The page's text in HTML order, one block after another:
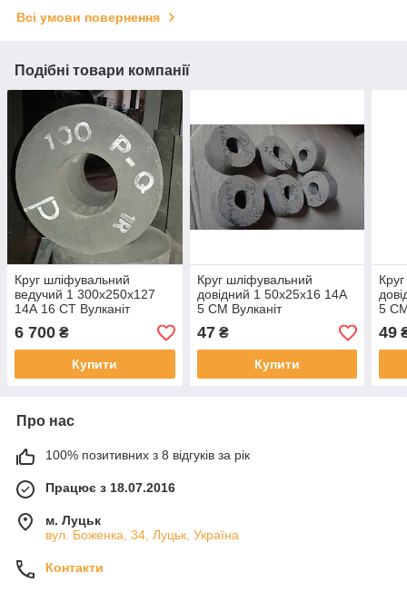
Всі умови повернення
Подібні товари компанії
Круг шліфувальний
ведучий 1 300х250х127
14А 16 СТ Вулканіт
6 700 ₴
Купити
Круг шліфувальний
довідний 1 50х25х16 14А
5 СМ Вулканіт
47₴
Купити
5 СМ
49
Про нас
100% позитивних з 8 відгуків за рік
Працює з 18.07.2016
м. Луцьк
вул. Боженка, 34, Луцьк, Україна
Контакти